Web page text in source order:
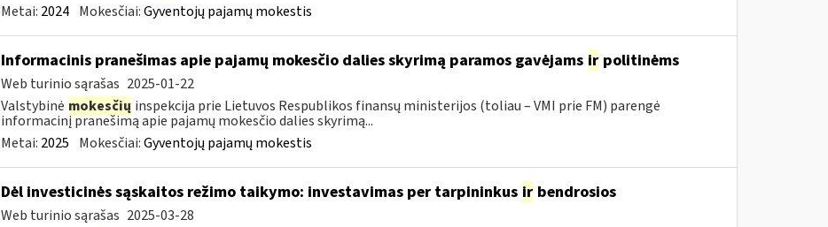
Metai: 2024 Mokesčiai:Gyventojų pajamų mokestis
Informacinis pranešimas apie pajamų mokesčio dalies skyrimą paramos gavėjams irpolitinėms
Web turinio sąrašas 2025-01-22
Valstybinė mokesčių inspekcija prie Lietuvos Respublikos finansų ministerijos (toliau – VMI prie FM) parengė
informacinį pranešimą apie pajamų mokesčio dalies skyrimą...
Metai: 2025 Mokesčiai:Gyventojų pajamų mokestis
Dėl investicinės sąskaitos režimo taikymo: investavimas per tarpininkus irbendrosios
Web turinio sąrašas 2025-03-28